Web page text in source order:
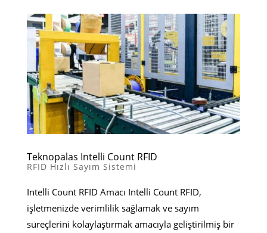
Teknopalas Intelli Count RFID
RFID Hızlı Sayım Sistemi
Intelli Count RFID Amacı Intelli Count RFID,
işletmenizde verimlilik sağlamak ve sayım
süreçlerini kolaylaştırmak amacıyla geliştirilmiş bir